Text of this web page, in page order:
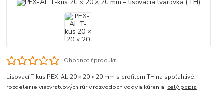
Ohodnotiť produkt
Lisovací T-kus PEX-AL 20 × 20 × 20 mm s profilom TH na spoľahlivé
rozdelenie viacvrstvových rúr v rozvodoch vody a kúrenia. celý popis